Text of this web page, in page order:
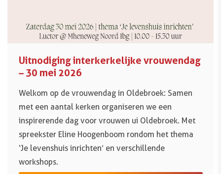
Uitnodiging interkerkelijke vrouwendag
– 30 mei 2026
Welkom op de vrouwendag in Oldebroek: Samen
met een aantal kerken organiseren we een
inspirerende dag voor vrouwen ui Oldebroek. Met
spreekster Eline Hoogenboom rondom het thema
‘Je levenshuis inrichten’ en verschillende
workshops.